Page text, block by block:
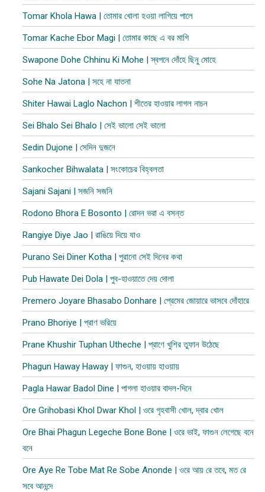
Tomar Khola Hawa | তোমার খোলা হওয়া লাগিয়ে পালে
Tomar Kache Ebor Magi | তোমার কাছে এ বর মাগি
Swapone Dohe Chhinu Ki Mohe | স্বপনে দোঁহে ছিনু মোহে
Sohe Na Jatona | সহে না যাতনা
Shiter Hawai Laglo Nachon | শীতের হাওয়ার লাগল নাচন
Sei Bhalo Sei Bhalo | সেই ভালো সেই ভালো
Sedin Dujone | সেদিন দুজনে
Sankocher Bihwalata | সংকোচের বিহ্বলতা
Sajani Sajani | সজনি সজনি
Rodono Bhora E Bosonto | রোদন ভরা এ বসন্ত
Rangiye Diye Jao | রাঙিয়ে দিয়ে যাও
Purano Sei Diner Kotha | পুরানো সেই দিনের কথা
Pub Hawate Dei Dola | পুব​-হাওয়াতে দেয় দোলা
Premero Joyare Bhasabo Donhare | প্রেমের জোয়ারে ভাসবে দোঁহারে
Prano Bhoriye | প্রাণ ভরিয়ে
Prane Khushir Tuphan Utheche | প্রাণে খুশির তুফান উঠেছে
Phagun Haway Haway | ফাগুন, হাওয়ায় হাওয়ায়
Pagla Hawar Badol Dine | পাগলা হাওয়ার বাদল-দিনে
Ore Grihobasi Khol Dwar Khol | ওরে গৃহবাসী খোল, দ্বার খোল
Ore Bhai Phagun Legeche Bone Bone | ওরে ভাই, ফাগুন লেগেছে বনে
বনে
Ore Aye Re Tobe Mat Re Sobe Anonde | ওরে আয় রে তবে, মত রে
সবে আনন্দে